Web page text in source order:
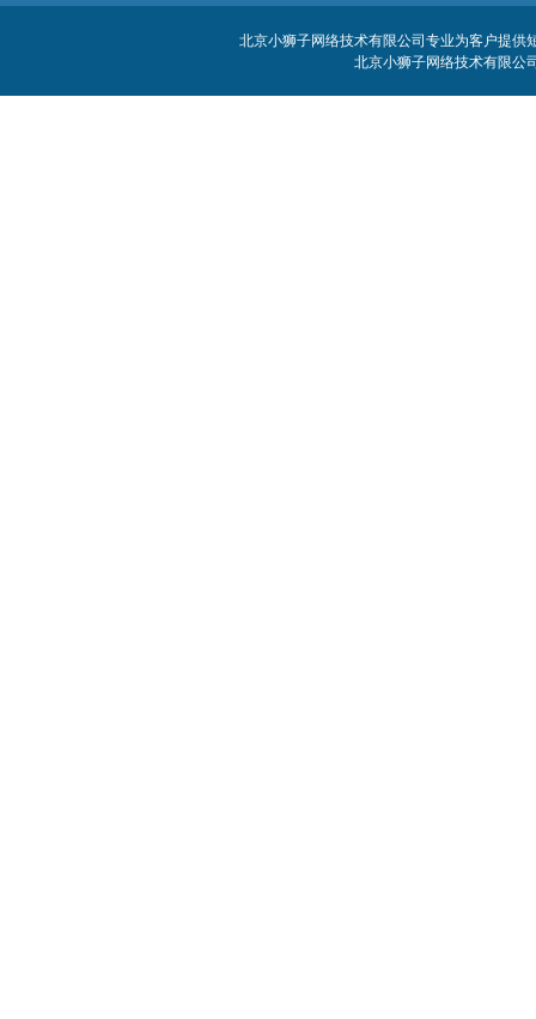
北京小狮子网络技术有限公司专业为客户提
北京小狮子网络技术有限公